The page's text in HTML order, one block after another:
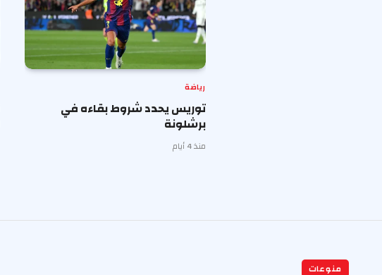
رياضة
توريس يحدد شروط بقاءه في
برشلونة
منذ 4 أيام
منوعات